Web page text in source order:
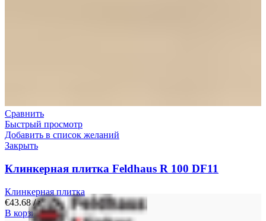
Сравнить
Быстрый просмотр
Добавить в список желаний
Закрыть
Клинкерная плитка Feldhaus R 100 DF11
Клинкерная плитка
€43.68/ м²
В корзину